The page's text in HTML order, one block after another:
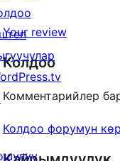
Your review
Колдоо
Комментарийлер
Колдоо форумун